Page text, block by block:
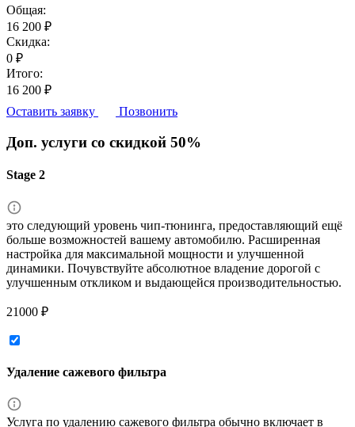
Общая:
16 200 ₽
Скидка:
0 ₽
Итого:
16 200 ₽
Оставить заявку
Позвонить
Доп. услуги со скидкой 50%
Stage 2
это следующий уровень чип-тюнинга, предоставляющий ещё
больше возможностей вашему автомобилю. Расширенная
настройка для максимальной мощности и улучшенной
динамики. Почувствуйте абсолютное владение дорогой с
улучшенным откликом и выдающейся производительностью.
21000 ₽
Удаление сажевого фильтра
Услуга по удалению сажевого фильтра обычно включает в